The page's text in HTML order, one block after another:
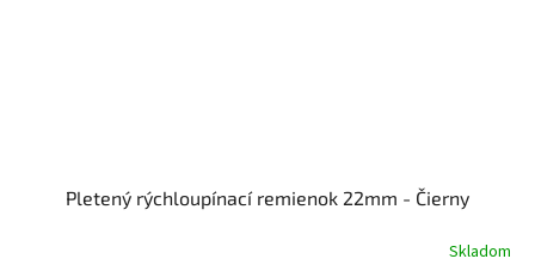
Pletený rýchloupínací remienok 22mm - Čierny
Skladom